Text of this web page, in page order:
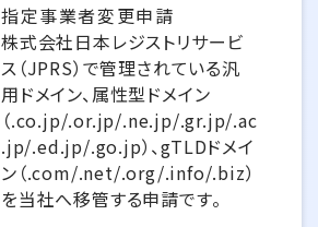
指定事業者変更申請
株式会社日本レジストリサービ
ス（JPRS）で管理されている汎
用ドメイン、属性型ドメイン
（.co.jp/.or.jp/.ne.jp/.gr.jp/.ac
.jp/.ed.jp/.go.jp）、gTLDドメイ
ン（.com/.net/.org/.info/.biz）
を当社へ移管する申請です。